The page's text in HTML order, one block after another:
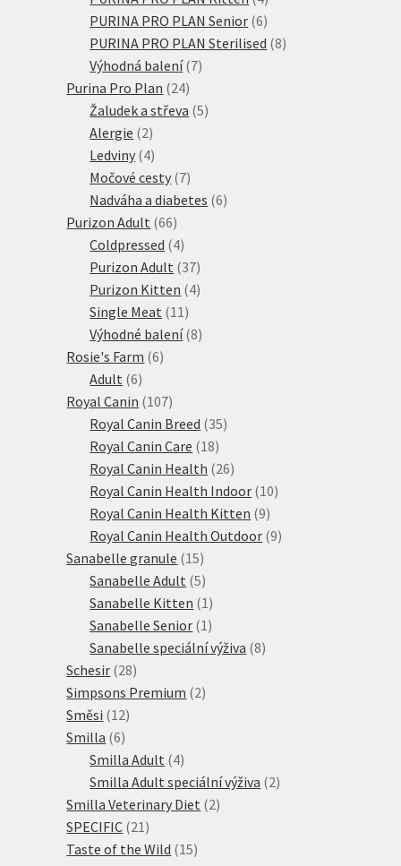
produkty
PURINA PRO PLAN Senior 66
produktů
PURINA PRO PLAN Sterilised 88
Výhodná balení 77
Purina Pro Plan 2424
produktů
Žaludek a střeva 55
Alergie 22
produkty
Ledviny 44
produkty
Močové cesty 77
produktů
Nadváha a diabetes 66
Purizon Adult 6666
produktů
Coldpressed 44
produkty
Purizon Adult 3737
produktů
Purizon Kitten 44
Single Meat 11 11
produktů
Výhodné balení 88
Rosie's Farm 66
Adult 66
produktů
Royal Canin 107107
produktů
Royal Canin Breed 3535
Royal Canin Care 1818
produktů
Royal Canin Health 2626
produktů
Royal Canin Health Indoor 1010
Royal Canin Health Kitten 99
produktů
Royal Canin Health Outdoor 99
Sanabelle granule 1515
produktů
Sanabelle Adult 55
produktů
Sanabelle Kitten 1 1
produkt
Sanabelle Senior 1 1
produkt
Sanabelle speciální výživa 88
Schesir 2828
produktů
Simpsons Premium 22
Směsi 1212
Smilla 66
produktů
Smilla Adult 44
produkty
Smilla Adult speciální výživa 22
Smilla Veterinary Diet 22
SPECIFIC 21 21
produktů
Taste of the Wild 1515